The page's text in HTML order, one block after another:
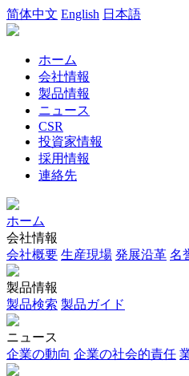
简体中文 English 日本語
ホーム
会社情報
製品情報
ニュース
CSR
投資家情報
採用情報
連絡先
ホーム
会社情報
会社概要 生産現場 発展沿革 名
製品情報
製品検索 製品ガイド
ニュース
企業の動向 企業の社会的責任